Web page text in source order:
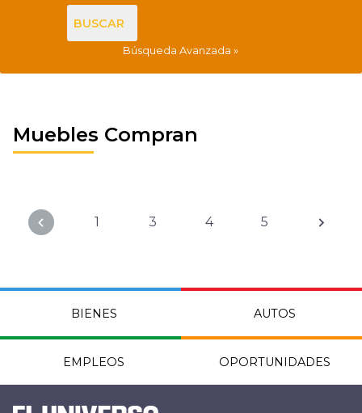
BUSCAR
Búsqueda Avanzada
Muebles Compran
1 3 4 5
BIENES AUTOS
EMPLEOS OPORTUNIDADES